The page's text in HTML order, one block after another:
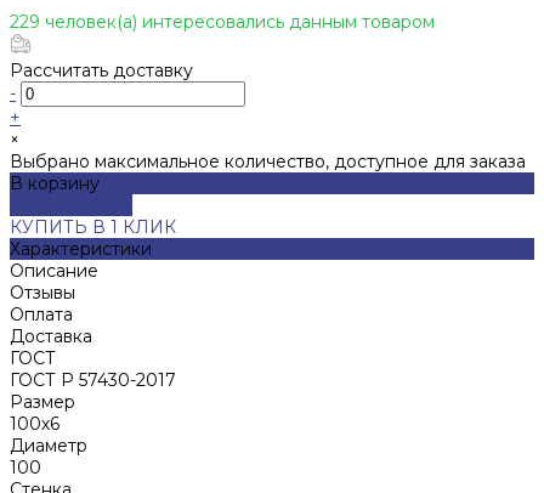
229 человек(а) интересовались данным товаром
Рассчитать доставку
-
+
×
Выбрано максимальное количество, доступное для заказа
В корзину
КУПИТЬ В 1 КЛИК
Характеристики
Описание
Отзывы
Оплата
Доставка
ГОСТ
ГОСТ Р 57430-2017
Размер
100х6
Диаметр
100